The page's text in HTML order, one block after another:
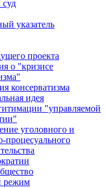
указатель
проекта
о "кризисе
консерватизма
идея
"управляемой
уголовного и
процесуального
режим